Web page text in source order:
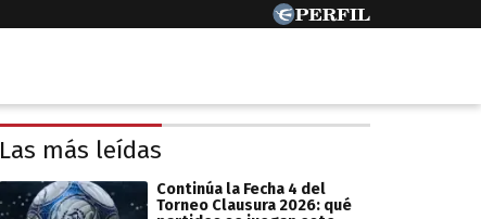
Las más leídas
Continúa la Fecha 4 del
Torneo Clausura 2026: qué